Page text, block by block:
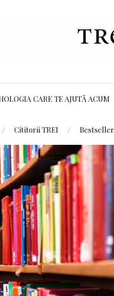
CARE TE AJUTĂ ACUM
Cititorii TREI Bestseller